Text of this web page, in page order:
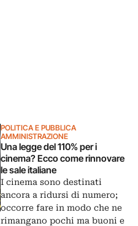
POLITICA E PUBBLICA
AMMINISTRAZIONE
Una legge del 110% per i
cinema? Ecco come rinnovare
le sale italiane
I cinema sono destinati
ancora a ridursi di numero;
occorre fare in modo che ne
rimangano pochi ma buoni e